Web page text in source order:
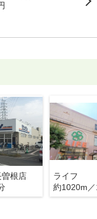
根店
ライフ
約1020m